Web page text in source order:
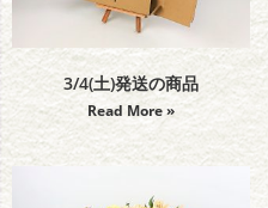
3/4(土)発送の商品
Read More »